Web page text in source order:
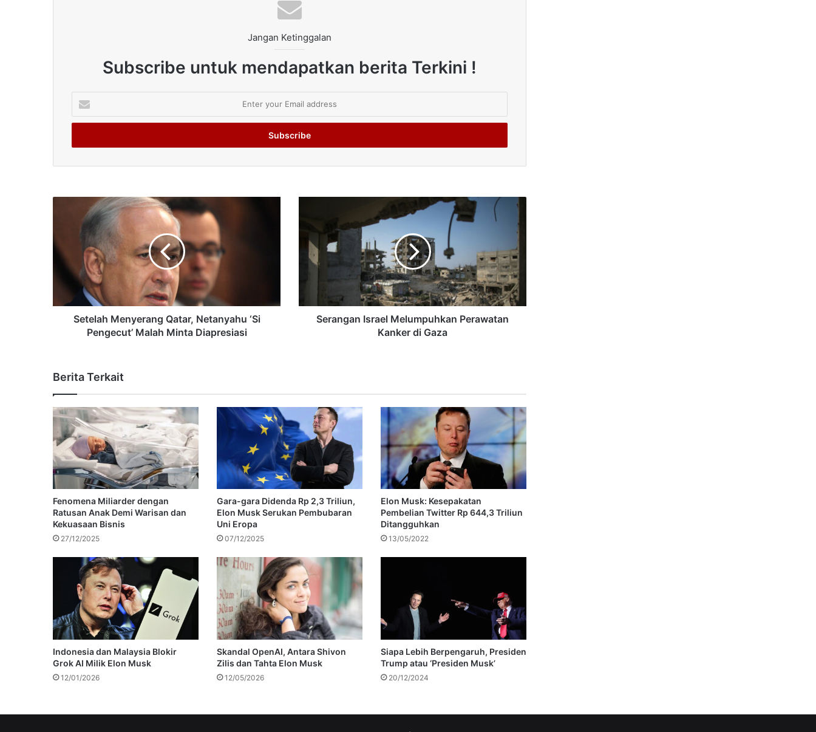
Jangan Ketinggalan
Subscribe untuk mendapatkan berita Terkini !
your
Email
Setelah Menyerang Qatar, Netanyahu ‘Si
Pengecut’ Malah Minta Diapresiasi
Serangan Israel Melumpuhkan Perawatan
Kanker di Gaza
Berita Terkait
Fenomena Miliarder dengan
Ratusan Anak Demi Warisan dan
Kekuasaan Bisnis
27/12/2025
Gara-gara Didenda Rp 2,3 Triliun,
Elon Musk Serukan Pembubaran
Uni Eropa
07/12/2025
Elon Musk: Kesepakatan
Pembelian Twitter Rp 644,3 Triliun
Ditangguhkan
13/05/2022
Indonesia dan Malaysia Blokir
Grok AI Milik Elon Musk
12/01/2026
Skandal OpenAI, Antara Shivon
Zilis dan Tahta Elon Musk
12/05/2026
Siapa Lebih Berpengaruh, Presiden
Trump atau ‘Presiden Musk’
20/12/2024